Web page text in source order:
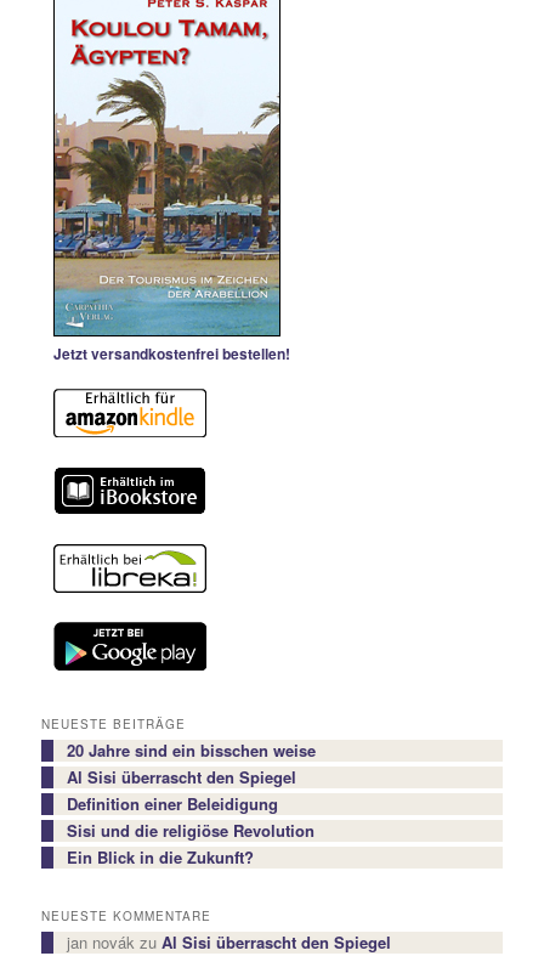
Jetzt versandkostenfrei bestellen!
NEUESTE BEITRÄGE
20 Jahre sind ein bisschen weise
Al Sisi überrascht den Spiegel
Definition einer Beleidigung
Sisi und die religiöse Revolution
Ein Blick in die Zukunft?
NEUESTE KOMMENTARE
jan novákzu Al Sisi überrascht den Spiegel